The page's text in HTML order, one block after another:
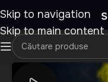
Skip to navigation
Skip to main content